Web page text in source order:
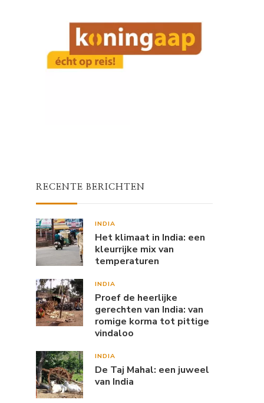
RECENTE BERICHTEN
INDIA
Het klimaat in India: een
kleurrijke mix van
temperaturen
INDIA
Proef de heerlijke
gerechten van India: van
romige korma tot pittige
vindaloo
INDIA
De Taj Mahal: een juweel
van India